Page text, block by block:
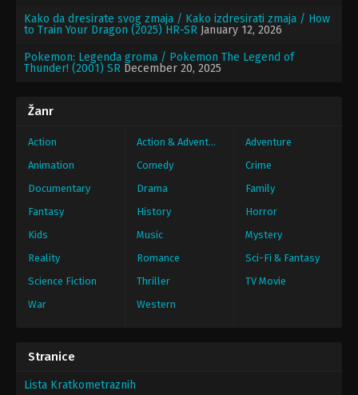
Kako da dresirate svog zmaja / Kako izdresirati zmaja / How
to Train Your Dragon (2025) HR-SR January 12, 2026
Pokemon: Legenda groma / Pokemon The Legend of
Thunder! (2001) SR December 20, 2025
Žanr
Action Action & Adventure
Adventure
Animation
Comedy
Crime
Documentary
Drama
Family
Fantasy
History
Horror
Kids
Music
Mystery
Reality
Romance
Sci-Fi & Fantasy
Science Fiction
Thriller
TV Movie
War
Western
Stranice
Lista Kratkometraznih